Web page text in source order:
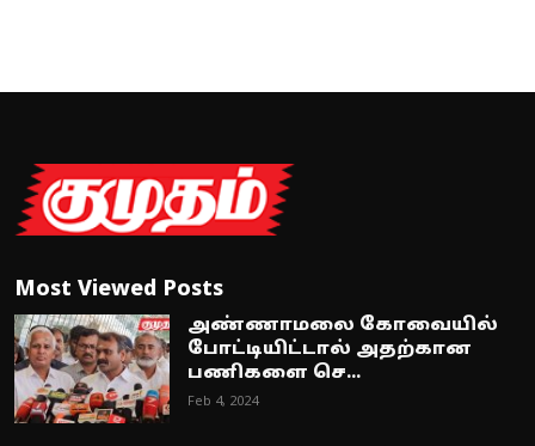
Most Viewed Posts
அண்ணாமலை கோவையில்
போட்டியிட்டால் அதற்கான
பணிகளை செ...
Feb 4, 2024